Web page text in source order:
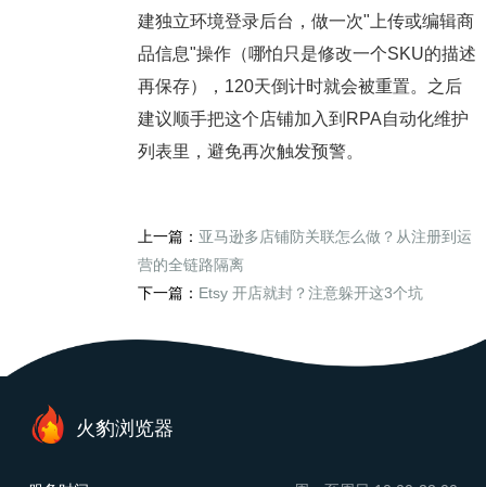
建独立环境登录后台，做一次"上传或编辑商
品信息"操作（哪怕只是修改一个SKU的描述
再保存），120天倒计时就会被重置。之后
建议顺手把这个店铺加入到RPA自动化维护
列表里，避免再次触发预警。
上一篇： 亚马逊多店铺防关联怎么做？从注册到运
营的全链路隔离
下一篇： Etsy 开店就封？注意躲开这3个坑
火豹浏览器